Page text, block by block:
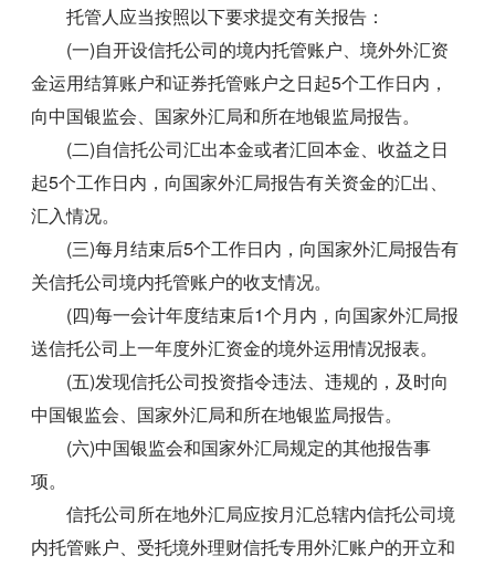
托管人应当按照以下要求提交有关报告：
(一)自开设信托公司的境内托管账户、境外外汇资
金运用结算账户和证券托管账户之日起5个工作日内，
向中国银监会、国家外汇局和所在地银监局报告。
(二)自信托公司汇出本金或者汇回本金、收益之日
起5个工作日内，向国家外汇局报告有关资金的汇出、
汇入情况。
(三)每月结束后5个工作日内，向国家外汇局报告有
关信托公司境内托管账户的收支情况。
(四)每一会计年度结束后1个月内，向国家外汇局报
送信托公司上一年度外汇资金的境外运用情况报表。
(五)发现信托公司投资指令违法、违规的，及时向
中国银监会、国家外汇局和所在地银监局报告。
(六)中国银监会和国家外汇局规定的其他报告事
项。
信托公司所在地外汇局应按月汇总辖内信托公司境
内托管账户、受托境外理财信托专用外汇账户的开立和